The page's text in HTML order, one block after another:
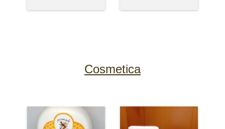
Cosmetica